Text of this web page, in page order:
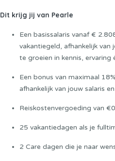
Dit krijg jij van Pearle
Een basissalaris vanaf €
vakantiegeld, afhankelijk van
te groeien in kennis, ervaring
Een bonus van maximaal
afhankelijk van jouw salaris
Reiskostenvergoeding van
25 vakantiedagen als je
2 Care dagen die je naar